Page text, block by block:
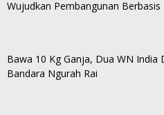
Wujudkan Pembangunan
Bawa 10 Kg Ganja, Dua WN India
Bandara Ngurah Rai